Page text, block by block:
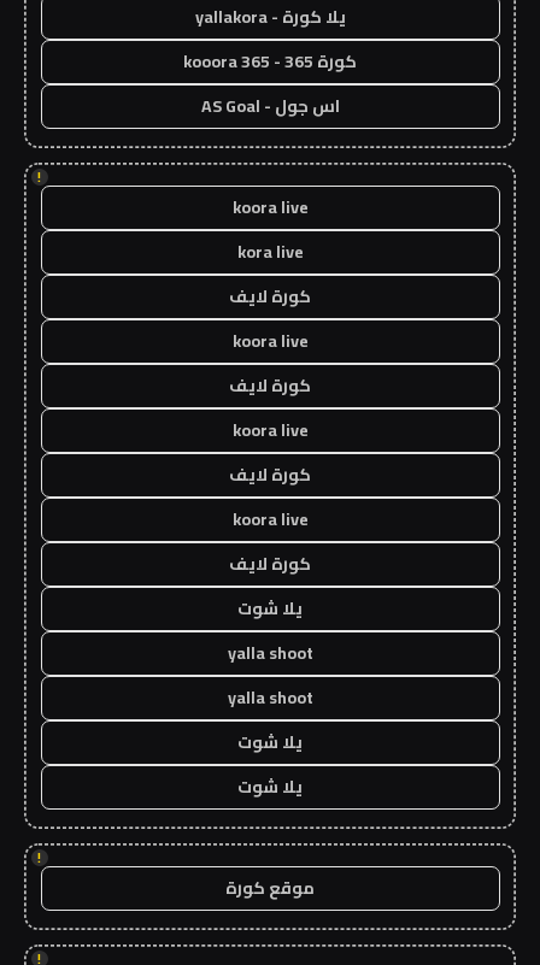
يلا كورة - yallakora
كورة 365 - kooora 365
اس جول - AS Goal
!
koora live
kora live
كورة لايف
koora live
كورة لايف
koora live
كورة لايف
koora live
كورة لايف
يلا شوت
yalla shoot
yalla shoot
يلا شوت
يلا شوت
!
موقع كورة
!